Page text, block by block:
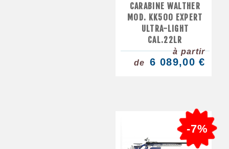
CARABINE WALTHER
MOD. KK500 EXPERT
ULTRA-LIGHT
CAL.22LR
à partir
de
6 089,00 €
-7%